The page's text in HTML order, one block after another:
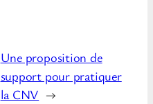
Une proposition de
support pour pratiquer
la CNV →